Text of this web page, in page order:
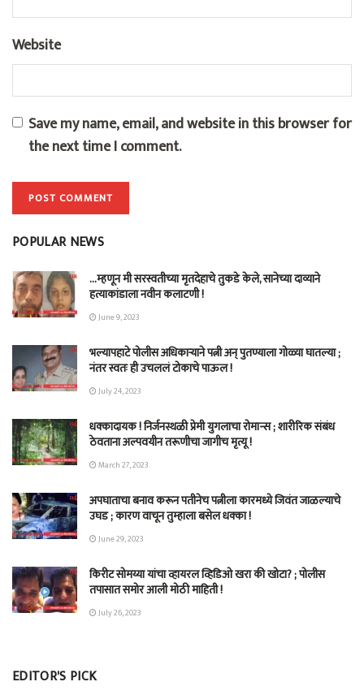
Website
Save my name, email, and website in this browser for
the next time I comment.
POPULAR NEWS
…म्हणून मी सरस्वतीच्या मृतदेहाचे तुकडे केले, सानेच्या दाव्याने
हत्याकांडाला नवीन कलाटणी !
June 9, 2023
भल्यापहाटे पोलीस अधिकाऱ्याने पत्नी अन् पुतण्याला गोळ्या घातल्या ;
नंतर स्वतः ही उचललं टोकाचे पाऊल !
July 24, 2023
धक्कादायक ! निर्जनस्थळी प्रेमी युगलाचा रोमान्स ; शारीरिक संबंध
ठेवताना अल्पवयीन तरूणीचा जागीच मृत्यू !
March 27, 2023
अपघाताचा बनाव करून पतीनेच‎ पत्नीला कारमध्ये जिवंत जाळल्याचे
उघड ; कारण वाचून तुम्हाला बसेल धक्का !
June 29, 2023
किरीट सोमय्या यांचा व्हायरल व्हिडिओ खरा की खोटा? ; पोलीस
तपासात समोर आली मोठी माहिती !
July 26, 2023
EDITOR'S PICK